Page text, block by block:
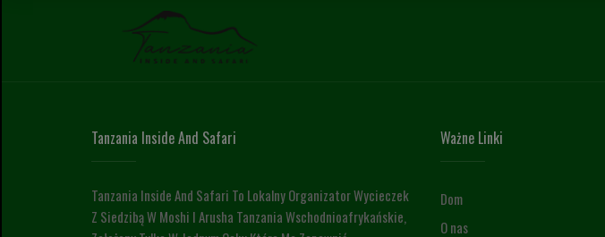
Tanzania Inside And Safari
Tanzania Inside And Safari To Lokalny Organizator Wycieczek
Z Siedzibą W Moshi I Arusha Tanzania Wschodnioafrykańskie,
Ważne Linki
Dom
O nas